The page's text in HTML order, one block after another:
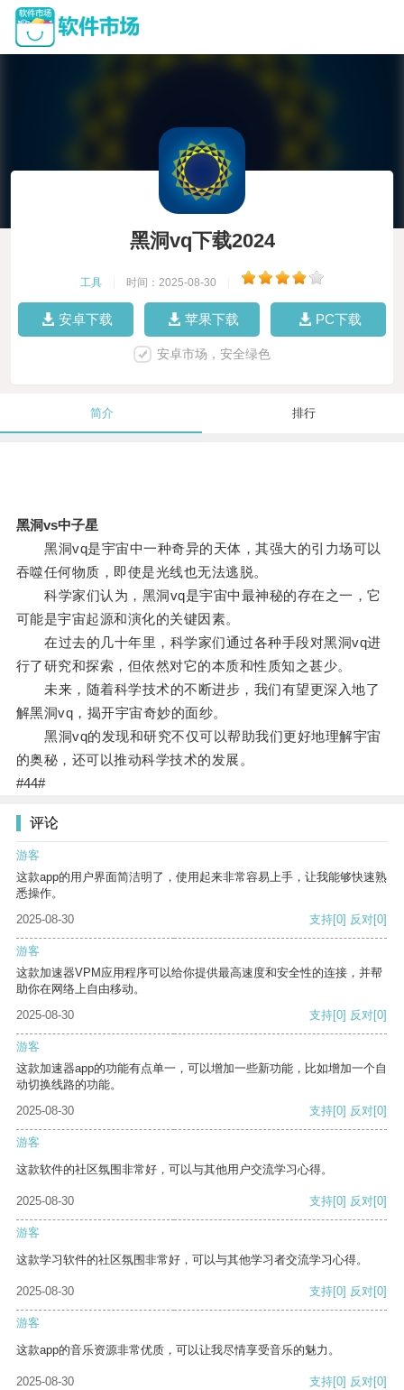
黑洞vq下载2024
工具 时间：2025-08-30
安卓下载 苹果下载 PC下载
安卓市场，安全绿色
简介 排行
黑洞vs中子星
黑洞vq是宇宙中一种奇异的天体，其强大的引力场可以
吞噬任何物质，即使是光线也无法逃脱。
科学家们认为，黑洞vq是宇宙中最神秘的存在之一，它
可能是宇宙起源和演化的关键因素。
在过去的几十年里，科学家们通过各种手段对黑洞vq进
行了研究和探索，但依然对它的本质和性质知之甚少。
未来，随着科学技术的不断进步，我们有望更深入地了
解黑洞vq，揭开宇宙奇妙的面纱。
黑洞vq的发现和研究不仅可以帮助我们更好地理解宇宙
的奥秘，还可以推动科学技术的发展。
#44#
评论
游客
这款app的用户界面简洁明了，使用起来非常容易上手，让我能够快速熟
悉操作。
2025-08-30
支持[0] 反对[0]
游客
这款加速器VPM应用程序可以给你提供最高速度和安全性的连接，并帮
助你在网络上自由移动。
2025-08-30
支持[0] 反对[0]
游客
这款加速器app的功能有点单一，可以增加一些新功能，比如增加一个自
动切换线路的功能。
2025-08-30
支持[0] 反对[0]
游客
这款软件的社区氛围非常好，可以与其他用户交流学习心得。
2025-08-30 支持[0] 反对[0]
游客
这款学习软件的社区氛围非常好，可以与其他学习者交流学习心得。
2025-08-30 支持[0] 反对[0]
游客
这款app的音乐资源非常优质，可以让我尽情享受音乐的魅力。
2025-08-30 支持[0] 反对[0]